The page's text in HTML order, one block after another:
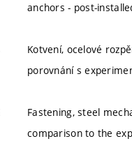
anchors - post-
Kotvení, ocelové
porovnání s
Fastening, steel
comparison to the